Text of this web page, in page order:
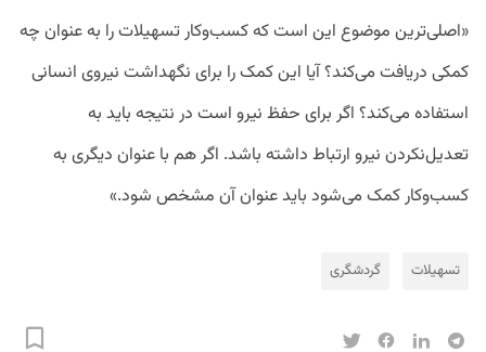
«اصلی‌ترین موضوع این است که کسب‌وکار تسهیلات را به عنوان چه
کمکی دریافت می‌کند؟ آیا این کمک را برای نگهداشت نیروی انسانی
استفاده می‌کند؟ اگر برای حفظ نیرو است در نتیجه باید به
تعدیل‌نکردن نیرو ارتباط داشته باشد. اگر هم با عنوان دیگری به
کسب‌وکار کمک می‌شود باید عنوان آن مشخص شود.»
تسهیلات گردشگری